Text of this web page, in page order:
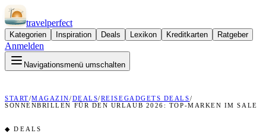
travelperfect
Kategorien Inspiration Deals Lexikon Kreditkarten Ratgeber
Anmelden
Navigationsmenü umschalten
START/MAGAZIN/DEALS/REISEGADGETS DEALS/
SONNENBRILLEN FÜR DEN URLAUB 2026: TOP-MARKEN IM SALE
◆DEALS